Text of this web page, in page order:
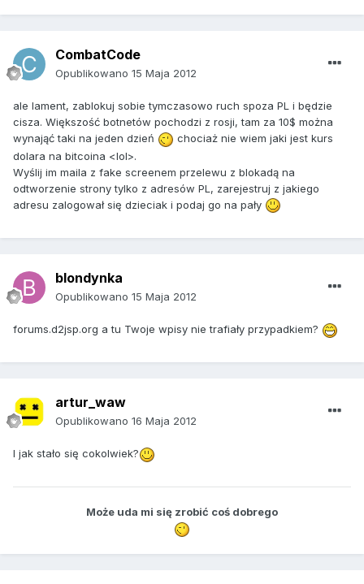
CombatCode
Opublikowano 15 Maja 2012
ale lament, zablokuj sobie tymczasowo ruch spoza PL i będzie
cisza. Większość botnetów pochodzi z rosji, tam za 10$ można
wynająć taki na jeden dzień
chociaż nie wiem jaki jest kurs
dolara na bitcoina <lol>.
Wyślij im maila z fake screenem przelewu z blokadą na
odtworzenie strony tylko z adresów PL, zarejestruj z jakiego
adresu zalogował się dzieciak i podaj go na pały
blondynka
Opublikowano 15 Maja 2012
forums.d2jsp.org a tu Twoje wpisy nie trafiały przypadkiem?
artur_waw
Opublikowano 16 Maja 2012
I jak stało się cokolwiek?
Może uda mi się zrobić coś dobrego